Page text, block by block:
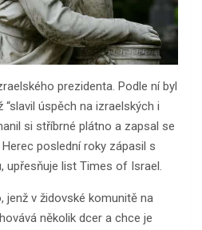
prezidenta. Podle ní byl
úspěch na izraelských i
si stříbrné plátno a zapsal se
poslední roky zápasil s
upřesňuje list Times of Israel.
jenž v židovské komunitě na
několik dcer a chce je